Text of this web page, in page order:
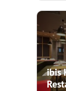
ibis